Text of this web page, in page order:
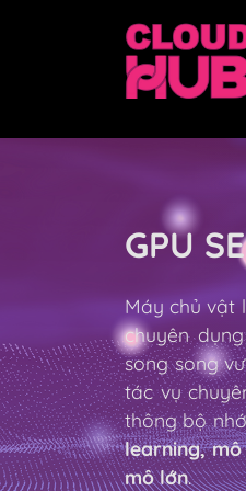
GPU
Máy chủ
chuyên
song song
tác vụ
thông bộ
learning,
mô lớn.